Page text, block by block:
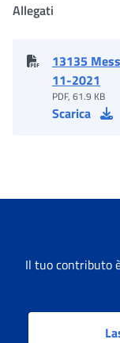
Allegati
13135
11-2021
PDF, 61.9 KB
Scarica
Il tuo contributo